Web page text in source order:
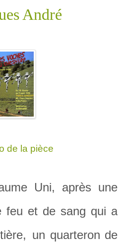
André
de la pièce
Uni, après une
feu et de sang qui a
un quarteron de